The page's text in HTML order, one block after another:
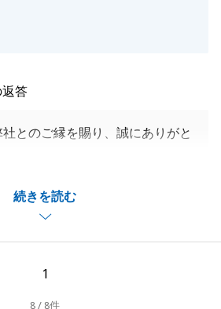
続きを読む
返答
とのご縁を賜り、誠にありがと
今後のお付き合いもございますの
めて参ります。
1
8 / 8件